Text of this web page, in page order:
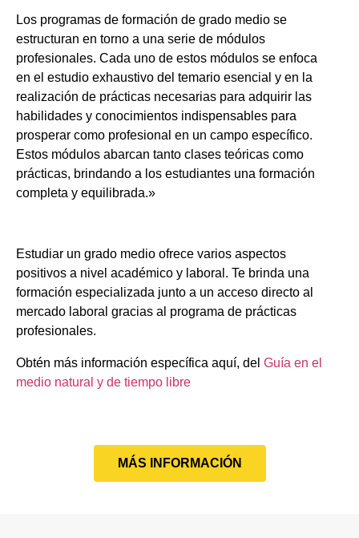
Los programas de formación de grado medio se
estructuran en torno a una serie de módulos
profesionales. Cada uno de estos módulos se enfoca
en el estudio exhaustivo del temario esencial y en la
realización de prácticas necesarias para adquirir las
habilidades y conocimientos indispensables para
prosperar como profesional en un campo específico.
Estos módulos abarcan tanto clases teóricas como
prácticas, brindando a los estudiantes una formación
completa y equilibrada.»
Estudiar un grado medio ofrece varios aspectos
positivos a nivel académico y laboral. Te brinda una
formación especializada junto a un acceso directo al
mercado laboral gracias al programa de prácticas
profesionales.
Obtén más información específica aquí, del Guía en el
medio natural y de tiempo libre
MÁS INFORMACIÓN